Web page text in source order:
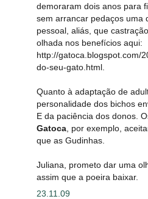
demoraram dois anos para
sem arrancar pedaços uma
pessoal, aliás, que
olhada nos benefícios aqui:
http://gatoca.blogspot.com/
do-seu-gato.html.
Quanto à adaptação de
personalidade dos bichos
E da paciência dos donos.
Gatoca , por exemplo,
que as Gudinhas.
Juliana, prometo dar uma
assim que a poeira baixar.
23.11.09